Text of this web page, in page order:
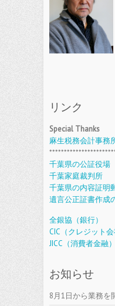
リンク
Special Thanks
麻生税務会計事務
千葉県の公証役場
千葉家庭裁判所
千葉県の内容証明
遺言公正証書作成
全銀協（銀行）
CIC（クレジット会
JICC（消費者金融）
お知らせ
8月1日から業務を